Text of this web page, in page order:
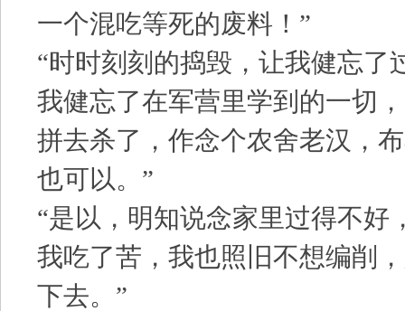
一个混吃等死的废料！”
“时时刻刻的捣毁，让我健忘了
我健忘了在军营里学到的一切
拼去杀了，作念个农舍老汉，
也可以。”
“是以，明知说念家里过得不好
我吃了苦，我也照旧不想编削
下去。”